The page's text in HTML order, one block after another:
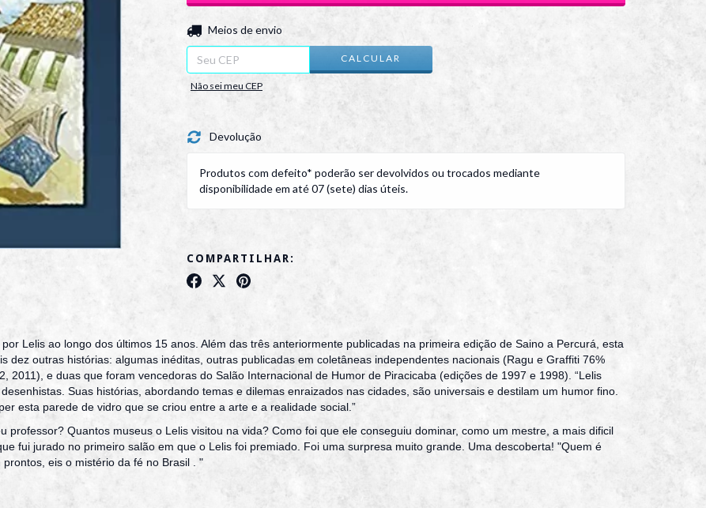
Entregas para o CEP:
Meios de envio
CALCULAR
Não sei meu CEP
Devolução
Produtos com defeito* poderão ser devolvidos ou trocados mediante
disponibilidade em até 07 (sete) dias úteis.
COMPARTILHAR:
Lelis ao longo dos últimos 15 anos. Além das três anteriormente publicadas na primeira edição de Saino a Percurá, esta
dez outras histórias: algumas inéditas, outras publicadas em coletâneas independentes nacionais (Ragu e Graffiti 76%
2011), e duas que foram vencedoras do Salão Internacional de Humor de Piracicaba (edições de 1997 e 1998). “Lelis
Suas histórias, abordando temas e dilemas enraizados nas cidades, são universais e destilam um humor fino.
esta parede de vidro que se criou entre a arte e a realidade social.”
professor? Quantos museus o Lelis visitou na vida? Como foi que ele conseguiu dominar, como um mestre, a mais dificil
fui jurado no primeiro salão em que o Lelis foi premiado. Foi uma surpresa muito grande. Uma descoberta! "Quem é
eis o mistério da fé no Brasil . "